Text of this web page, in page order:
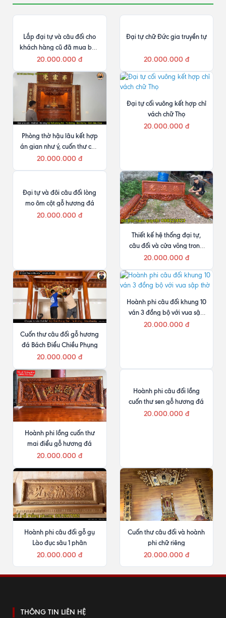
Lắp đại tự và câu đối cho
khách hàng cũ đã mua bàn
thờ Như Ý
20.000.000 đ
Đại tự chữ Đức gia truyền tự
20.000.000 đ
Phòng thờ hậu lâu kết hợp
án gian như ý, cuốn thư câu
đối và cửa võng
20.000.000 đ
Đại tự cối vuông kết hợp chỉ
vách chữ Thọ
20.000.000 đ
Đại tự và đôi câu đối lòng
mo ôm cột gỗ hương đá
20.000.000 đ
Thiết kế hệ thống đại tự,
câu đối và cửa võng trong
phòng thờ
20.000.000 đ
Cuốn thư câu đối gỗ hương
đá Bách Điểu Chiều Phụng
20.000.000 đ
Hoành phi câu đối khung 10
ván 3 đồng bộ với vua sập
thờ
20.000.000 đ
Hoành phi lồng cuốn thư
mai điểu gỗ hương đá
20.000.000 đ
Hoành phi câu đối lồng
cuốn thư sen gỗ hương đá
20.000.000 đ
Hoành phi câu đối gỗ gụ
Lào đục sâu 1 phân
20.000.000 đ
Cuốn thư câu đối và hoành
phi chữ riêng
20.000.000 đ
THÔNG TIN LIÊN HỆ